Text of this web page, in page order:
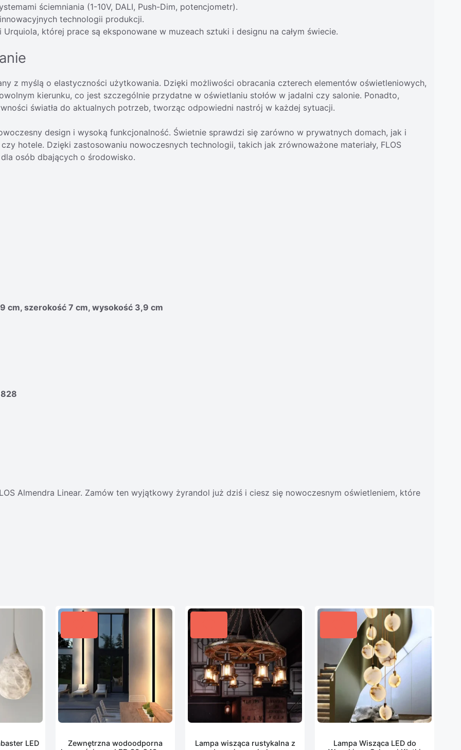
ściemniania (1-10V, DALI, Push-Dim, potencjometr).
technologii produkcji.
której prace są eksponowane w muzeach sztuki i designu na całym świecie.
z myślą o elastyczności użytkowania. Dzięki możliwości obracania czterech elementów oświetleniowych,
kierunku, co jest szczególnie przydatne w oświetlaniu stołów w jadalni czy salonie. Ponadto,
światła do aktualnych potrzeb, tworząc odpowiedni nastrój w każdej sytuacji.
design i wysoką funkcjonalność. Świetnie sprawdzi się zarówno w prywatnych domach, jak i
hotele. Dzięki zastosowaniu nowoczesnych technologii, takich jak zrównoważone materiały, FLOS
osób dbających o środowisko.
cm, szerokość 7 cm, wysokość 3,9 cm
Almendra Linear. Zamów ten wyjątkowy żyrandol już dziś i ciesz się nowoczesnym oświetleniem, które
LED
Zewnętrzna wodoodporna
Lampa wisząca rustykalna z
Lampa Wisząca LED do